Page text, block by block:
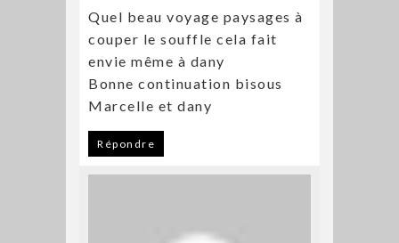
Quel beau voyage paysages à
couper le souffle cela fait
envie même à dany
Bonne continuation bisous
Marcelle et dany
Répondre